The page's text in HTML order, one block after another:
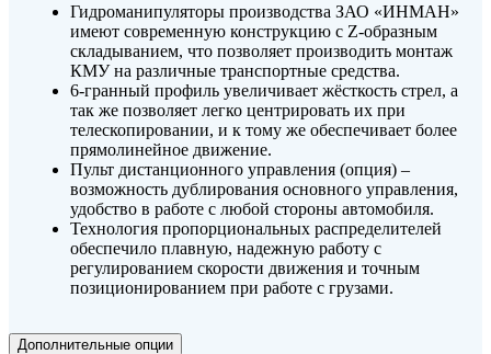
Гидроманипуляторы производства ЗАО «ИНМАН»
имеют современную конструкцию с Z-образным
складыванием, что позволяет производить монтаж
КМУ на различные транспортные средства.
6-гранный профиль увеличивает жёсткость стрел, а
так же позволяет легко центрировать их при
телескопировании, и к тому же обеспечивает более
прямолинейное движение.
Пульт дистанционного управления (опция) –
возможность дублирования основного управления,
удобство в работе с любой стороны автомобиля.
Технология пропорциональных распределителей
обеспечило плавную, надежную работу с
регулированием скорости движения и точным
позиционированием при работе с грузами.
Дополнительные опции